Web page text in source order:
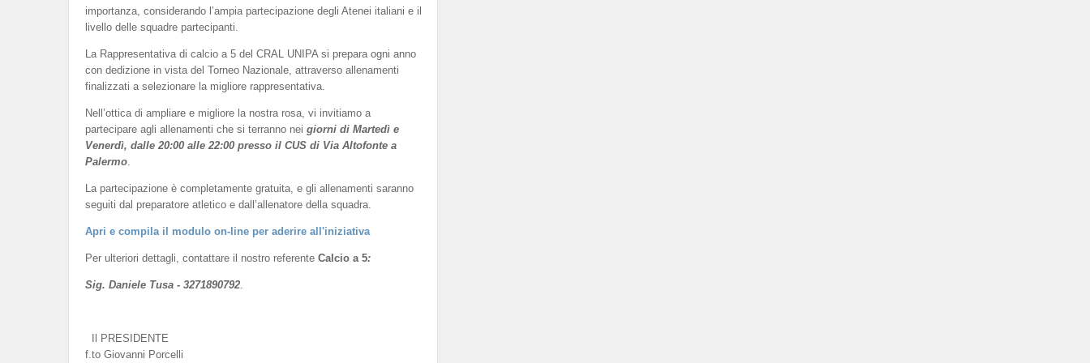
importanza, considerando l’ampia partecipazione degli Atenei italiani e il
livello delle squadre partecipanti.
La Rappresentativa di calcio a 5 del CRAL UNIPA si prepara ogni anno
con dedizione in vista del Torneo Nazionale, attraverso allenamenti
finalizzati a selezionare la migliore rappresentativa.
Nell’ottica di ampliare e migliore la nostra rosa, vi invitiamo a
partecipare agli allenamenti che si terranno nei giorni di Martedì e
Venerdì, dalle 20:00 alle 22:00 presso il CUS di Via Altofonte a
Palermo.
La partecipazione è completamente gratuita, e gli allenamenti saranno
seguiti dal preparatore atletico e dall’allenatore della squadra.
Apri e compila il modulo on-line per aderire all'iniziativa
Per ulteriori dettagli, contattare il nostro referente Calcio a 5:
Sig. Daniele Tusa - 3271890792.
Il PRESIDENTE
f.to Giovanni Porcelli